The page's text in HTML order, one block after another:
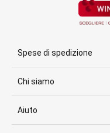
Spese di spedizione
Chi siamo
Aiuto